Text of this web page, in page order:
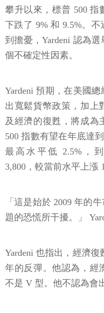
攀升以來，標普 500 指
下跌了 9% 和 9.5%。
到擔憂，Yardeni 認為
個不確定性因素。
Yardeni 預期，在美國
出寬鬆貨幣政策，加上
及經濟的復甦，將成為
500 指數有望在年底達
最高水平低 2.5%，
3,800，較當前水平上漲
「這是始於 2009 年的
題的恐慌所干擾。」
Yardeni 也指出，經濟
年的反彈。他認為，經
不是 V 型。他不認為會